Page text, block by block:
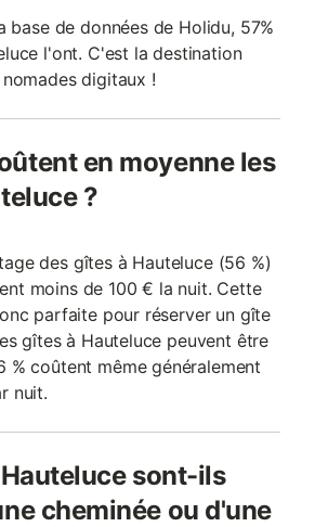
base de données de Holidu, 57%
l'ont. C'est la destination
digitaux !
en moyenne les
?
des gîtes à Hauteluce (56 %)
moins de 100 € la nuit. Cette
parfaite pour réserver un gîte
gîtes à Hauteluce peuvent être
% coûtent même généralement
nuit.
sont-ils
cheminée ou d'une